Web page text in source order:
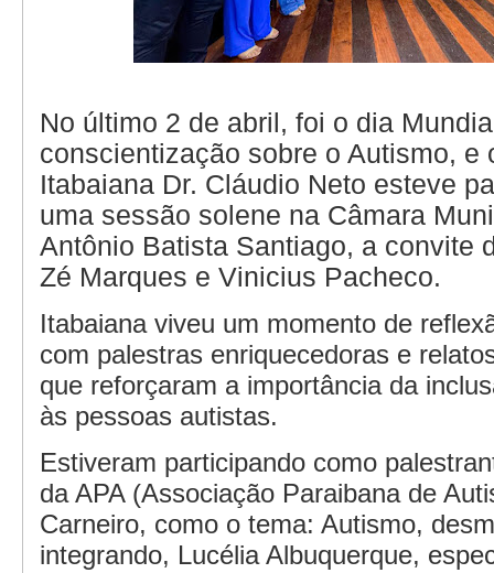
No último 2 de abril, foi o dia
conscientização sobre o Autismo, e
Itabaiana Dr. Cláudio Neto esteve
uma sessão solene na Câmara
Antônio Batista Santiago, a convite
Zé Marques e Vinicius Pacheco.
Itabaiana viveu um momento de
com palestras enriquecedoras e
que reforçaram a importância da
às pessoas autistas.
Estiveram participando como
da APA (Associação Paraibana de
Carneiro, como o tema: Autismo,
integrando, Lucélia Albuquerque,